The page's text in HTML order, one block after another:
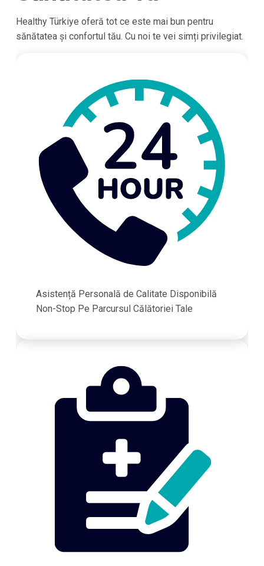
Healthy Türkiye oferă tot ce este mai bun pentru
sănătatea și confortul tău. Cu noi te vei simți privilegiat.
Asistență Personală de Calitate Disponibilă
Non-Stop Pe Parcursul Călătoriei Tale